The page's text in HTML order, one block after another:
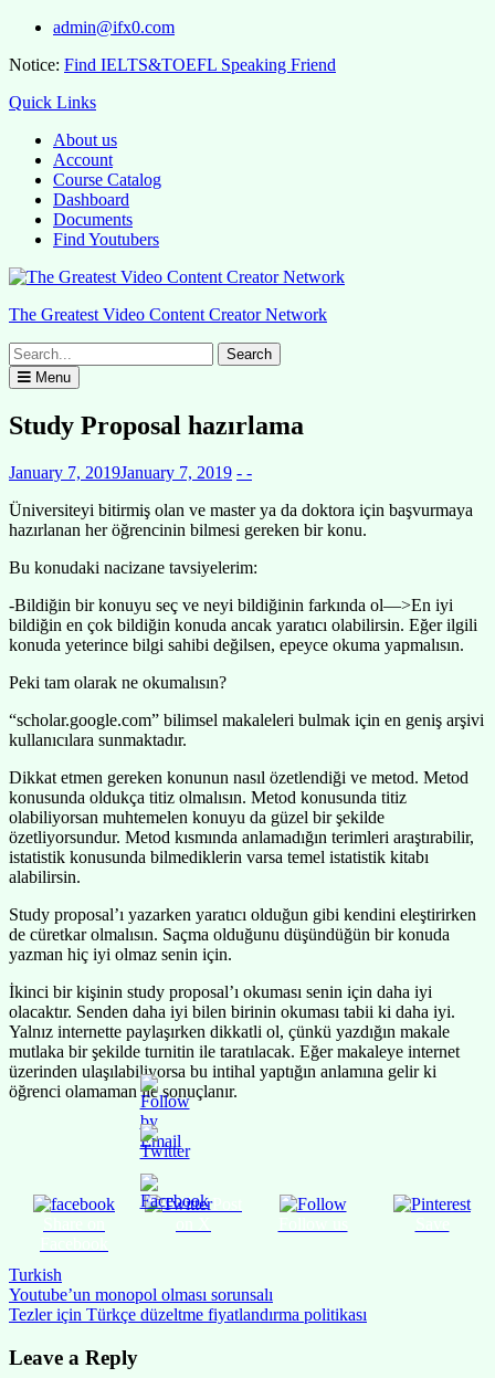
Skip
content
admin@ifx0.com
Notice: Find IELTS&TOEFL Speaking Friend
Quick Links
About us
Account
Course Catalog
Dashboard
Documents
Find Youtubers
The Greatest Video Content Creator Network
Search
for: Menu
Study Proposal hazırlama
January 7, 2019January 7, 2019 - -
Üniversiteyi bitirmiş olan ve master ya da doktora için başvurmaya
hazırlanan her öğrencinin bilmesi gereken bir konu.
Bu konudaki nacizane tavsiyelerim:
-Bildiğin bir konuyu seç ve neyi bildiğinin farkında ol—>En iyi
bildiğin en çok bildiğin konuda ancak yaratıcı olabilirsin. Eğer ilgili
konuda yeterince bilgi sahibi değilsen, epeyce okuma yapmalısın.
Peki tam olarak ne okumalısın?
“scholar.google.com” bilimsel makaleleri bulmak için en geniş arşivi
kullanıcılara sunmaktadır.
Dikkat etmen gereken konunun nasıl özetlendiği ve metod. Metod
konusunda oldukça titiz olmalısın. Metod konusunda titiz
olabiliyorsan muhtemelen konuyu da güzel bir şekilde
özetliyorsundur. Metod kısmında anlamadığın terimleri araştırabilir,
istatistik konusunda bilmediklerin varsa temel istatistik kitabı
alabilirsin.
Study proposal’ı yazarken yaratıcı olduğun gibi kendini eleştirirken
de cüretkar olmalısın. Saçma olduğunu düşündüğün bir konuda
yazman hiç iyi olmaz senin için.
İkinci bir kişinin study proposal’ı okuması senin için daha iyi
olacaktır. Senden daha iyi bilen birinin okuması tabii ki daha iyi.
Yalnız internette paylaşırken dikkatli ol, çünkü yazdığın makale
mutlaka bir şekilde turnitin ile taratılacak. Eğer makaleye internet
üzerinden ulaşılabiliyorsa bu intihal yaptığın anlamına gelir ki
öğrenci olamaman ile sonuçlanır.
Post
Turkish
Post
navigation
Youtube’un monopol olması sorunsalı
Tezler için Türkçe düzeltme fiyatlandırma politikası
Leave a Reply